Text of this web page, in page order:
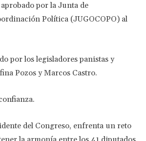
por la Junta de
Política (JUGOCOPO) al
por los legisladores panistas y
Pozos y Marcos Castro.
del Congreso, enfrenta un reto